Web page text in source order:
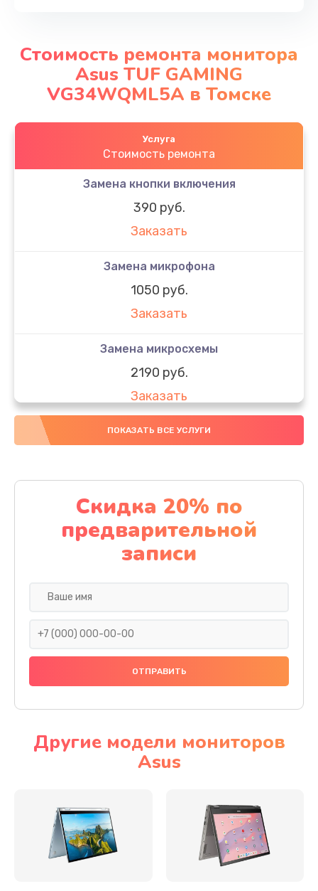
Стоимость ремонта монитора
Asus TUF GAMING
VG34WQML5A в Томске
Услуга
Стоимость ремонта
Замена кнопки включения
390 руб.
Заказать
Замена микрофона
1050 руб.
Заказать
Замена микросхемы
2190 руб.
Заказать
Замена передней камеры
Заказать
Замена полифонического динамика
390 руб.
Заказать
Сбор/Разбор
Чистка динамика и микрофонов (с разбором)
Замена кнопки Home (домой)
ПОКАЗАТЬ ВСЕ УСЛУГИ
Скидка 20% по
предварительной
записи
Другие модели мониторов
Asus